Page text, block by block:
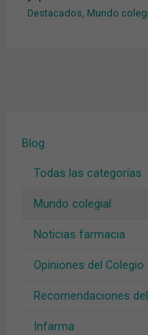
Blog
Todas las categorías
Mundo colegial
Noticias farmacia
Opiniones del Colegio
Recomendaciones
Infarma
Destacados Mundo